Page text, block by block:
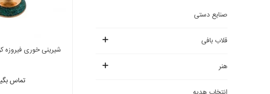
صنایع دستی
قلاب بافی
هنر
شیرینی خوری فیروزه
تماس